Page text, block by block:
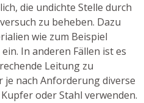
die undichte Stelle durch
zu beheben. Dazu
wie zum Beispiel
In anderen Fällen ist es
Leitung zu
je nach Anforderung diverse
oder Stahl verwenden.